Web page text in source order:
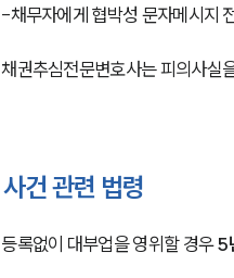
-채무자에게 협박성 문자메시지
채권추심전문변호사는 피의사실
사건 관련 법령
등록없이 대부업을 영위할 경우 5